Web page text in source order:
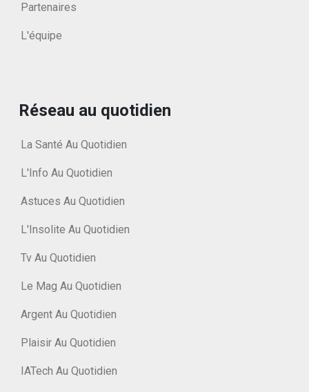
Partenaires
L'équipe
Réseau au quotidien
La Santé Au Quotidien
L'Info Au Quotidien
Astuces Au Quotidien
L'Insolite Au Quotidien
Tv Au Quotidien
Le Mag Au Quotidien
Argent Au Quotidien
Plaisir Au Quotidien
IATech Au Quotidien